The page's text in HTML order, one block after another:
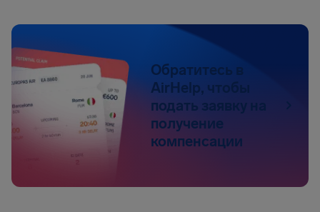
Обратитесь в
AirHelp, чтобы
подать заявку на
получение
компенсации